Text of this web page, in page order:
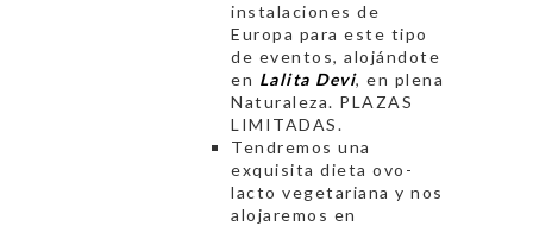
instalaciones de
Europa para este tipo
de eventos, alojándote
en Lalita Devi, en plena
Naturaleza. PLAZAS
LIMITADAS.
Tendremos una
exquisita dieta ovo-
lacto vegetariana y nos
alojaremos en